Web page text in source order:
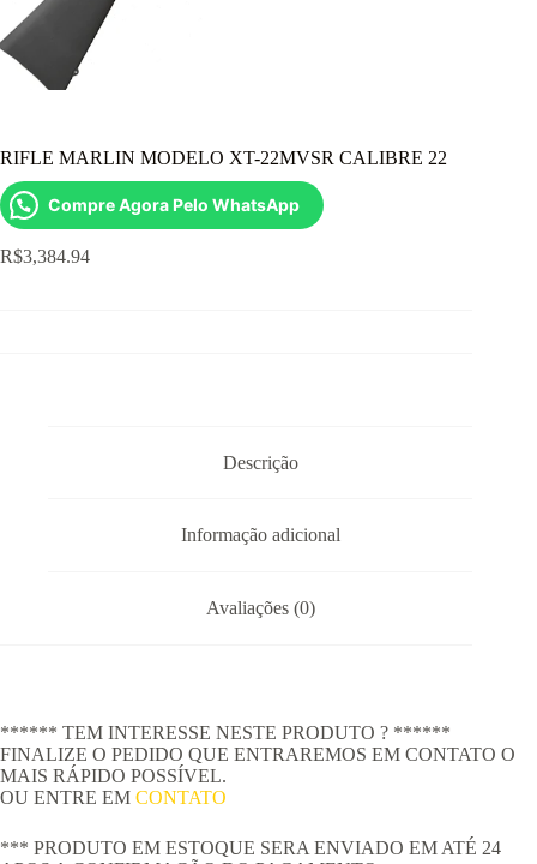
RIFLE MARLIN MODELO XT-22MVSR CALIBRE 22
Compre Agora Pelo WhatsApp
R$3,384.94
Descrição
Informação adicional
Avaliações (0)
****** TEM INTERESSE NESTE PRODUTO ? ******
FINALIZE O PEDIDO QUE ENTRAREMOS EM CONTATO O
MAIS RÁPIDO POSSÍVEL.
OU ENTRE EM CONTATO
*** PRODUTO EM ESTOQUE SERA ENVIADO EM ATÉ 24